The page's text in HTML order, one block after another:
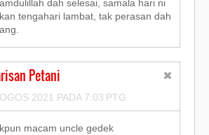
dah selesai, samala hari ni
tengahari lambat, tak perasan dah
Petani
2021 PADA 7:03 PTG
macam uncle gedek